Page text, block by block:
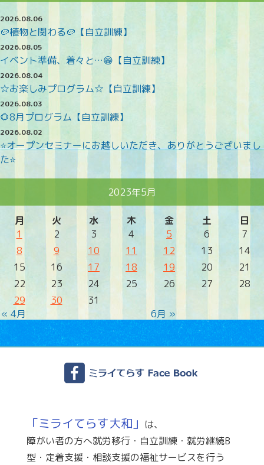
2026.08.06
🥔植物と関わる🥔【自立訓練】
2026.08.05
イベント準備、着々と…😁【自立訓練】
2026.08.04
☆お楽しみプログラム☆【自立訓練】
2026.08.03
🌻8月プログラム【自立訓練】
2026.08.02
⭐オープンセミナーにお越しいただき、ありがとうございまし
た⭐
2023年5月
月 火 水 木 金 土 日
« 4月 6月 »
1 2 3 4 5 6
7
8
9 10 11 12 13
14
15
16 17 18 19 20
21
22
23 24 25 26 27
28
29
30 31
「ミライてらす大和」 は、
障がい者の方へ就労移行・自立訓練・就労継続B
型・定着支援・相談支援の福祉サービスを行う